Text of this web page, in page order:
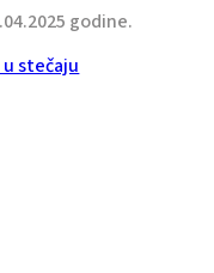
godine.
stečaju